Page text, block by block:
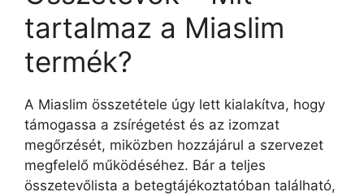
tartalmaz a Miaslim
termék?
A Miaslim összetétele úgy lett kialakítva, hogy
támogassa a zsírégetést és az izomzat
megőrzését, miközben hozzájárul a szervezet
megfelelő működéséhez. Bár a teljes
összetevőlista a betegtájékoztatóban található,